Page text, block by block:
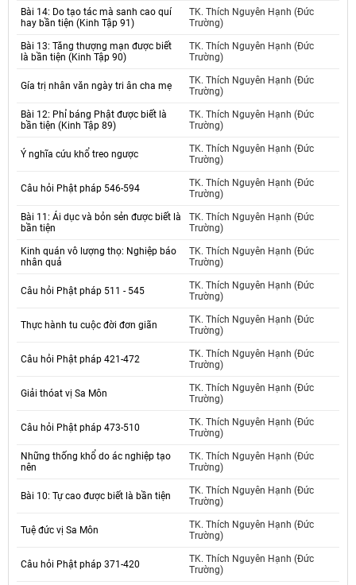
Bài 14: Do tạo tác mà sanh cao quí
hay bần tiện (Kinh Tập 91)
TK. Thích Nguyên Hạnh (Đức
Trường)
Bài 13: Tăng thượng mạn được biết
là bần tiện (Kinh Tập 90)
TK. Thích Nguyên Hạnh (Đức
Trường)
Gía trị nhân văn ngày tri ân cha mẹ
TK. Thích Nguyên Hạnh (Đức
Trường)
Bài 12: Phỉ báng Phật được biết là
bần tiện (Kinh Tập 89)
TK. Thích Nguyên Hạnh (Đức
Trường)
Ý nghĩa cứu khổ treo ngược
TK. Thích Nguyên Hạnh (Đức
Trường)
Câu hỏi Phật pháp 546-594
TK. Thích Nguyên Hạnh (Đức
Trường)
Bài 11: Ái dục và bỏn sẻn được biết là
bần tiện
TK. Thích Nguyên Hạnh (Đức
Trường)
Kinh quán vô lượng thọ: Nghiệp báo
nhân quả
TK. Thích Nguyên Hạnh (Đức
Trường)
Câu hỏi Phật pháp 511 - 545
TK. Thích Nguyên Hạnh (Đức
Trường)
Thực hành tu cuộc đời đơn giãn
TK. Thích Nguyên Hạnh (Đức
Trường)
Câu hỏi Phật pháp 421-472
TK. Thích Nguyên Hạnh (Đức
Trường)
Giải thóat vị Sa Môn
TK. Thích Nguyên Hạnh (Đức
Trường)
Câu hỏi Phật pháp 473-510
TK. Thích Nguyên Hạnh (Đức
Trường)
Những thống khổ do ác nghiệp tạo
nên
TK. Thích Nguyên Hạnh (Đức
Trường)
Bài 10: Tự cao được biết là bần tiện
TK. Thích Nguyên Hạnh (Đức
Trường)
Tuệ đức vị Sa Môn
TK. Thích Nguyên Hạnh (Đức
Trường)
Câu hỏi Phật pháp 371-420
TK. Thích Nguyên Hạnh (Đức
Trường)